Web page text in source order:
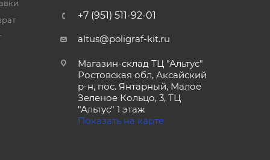
+7 (951) 511-92-01
altus@poligraf-kit.ru
Магазин-склад ТЦ "Альтус"
Ростовская обл, Аксайский
р-н, пос. Янтарный, Малое
Зеленое Кольцо, 3, ТЦ
"Альтус" 1 этаж
Показать на карте